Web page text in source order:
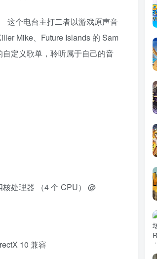
这个电台主打二者以游戏原声音
Mike、Future Islands 的 Sam
定义歌单，聆听属于自己的音
处理器 （4 个 CPU） @
10 兼容